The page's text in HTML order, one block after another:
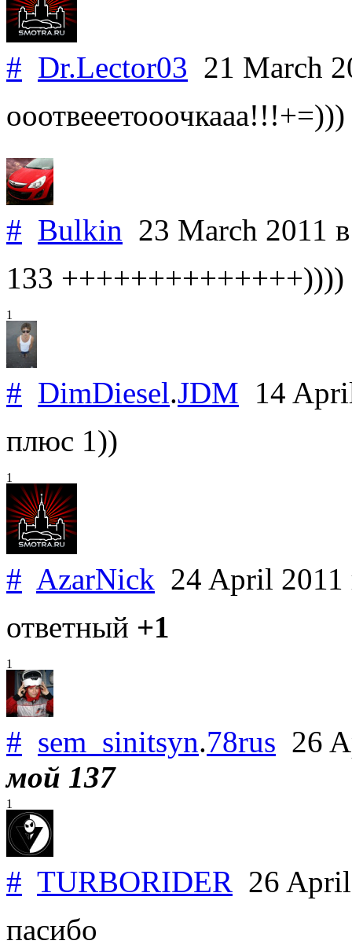
# Dr.Lector03 21 March
ооотвееетооочкааа!!!+=)))
# Bulkin 23 March 2011
133 ++++++++++++++))))
1
# DimDiesel.JDM 14
плюс 1))
1
# AzarNick 24 April 2011
ответный +1
1
# sem_sinitsyn.78rus 26
мой 137
1
# TURBORIDER 26
пасибо